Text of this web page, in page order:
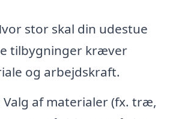
stor skal din udestue
tilbygninger kræver
og arbejdskraft.
Valg af materialer (fx. træ,